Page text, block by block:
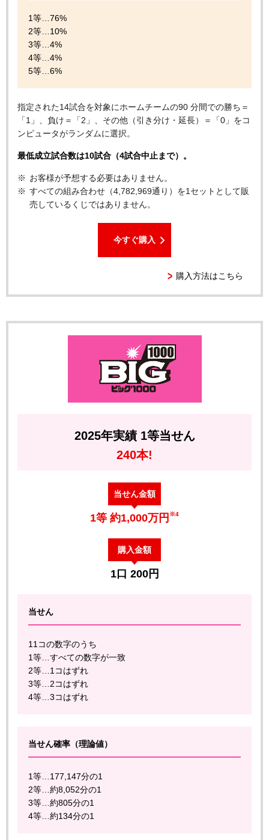
1等…76%
2等…10%
3等…4%
4等…4%
5等…6%
指定された14試合を対象にホームチームの90 分間での勝ち＝
「1」、負け＝「2」、その他（引き分け・延長）＝「0」をコ
ンピュータがランダムに選択。
最低成立試合数は10試合（4試合中止まで）。
お客様が予想する必要はありません。
すべての組み合わせ（4,782,969通り）を1セットとして販
売しているくじではありません。
今すぐ購入
購入方法はこちら
2025年実績 1等当せん
240本!
当せん金額
1等 約1,000万円 ※4
購入金額
1口 200円
当せん
11コの数字のうち
1等…すべての数字が一致
2等…1コはずれ
3等…2コはずれ
4等…3コはずれ
当せん確率（理論値）
1等…177,147分の1
2等…約8,052分の1
3等…約805分の1
4等…約134分の1